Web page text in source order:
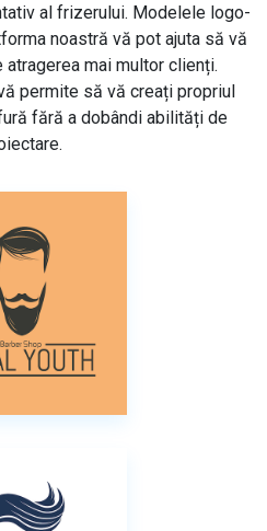
al frizerului. Modelele logo-
noastră vă pot ajuta să vă
mai multor clienți.
permite să vă creați propriul
fără a dobândi abilități de